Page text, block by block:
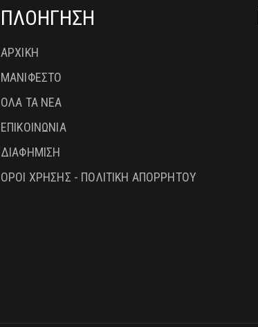
ΠΛΟΗΓΗΣΗ
ΑΡΧΙΚΗ
ΜΑΝΙΦΕΣΤΟ
ΟΛΑ ΤΑ ΝΕΑ
ΕΠΙΚΟΙΝΩΝΙΑ
ΔΙΑΦΗΜΙΣΗ
ΟΡΟΙ ΧΡΗΣΗΣ - ΠΟΛΙΤΙΚΗ ΑΠΟΡΡΗΤΟΥ